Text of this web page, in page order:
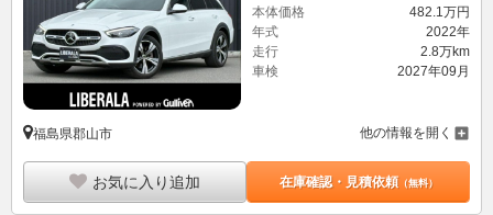
本体価格
482. 1 万円
年式
2022年
走行
2.8万km
車検
2027年09月
福島県郡山市 他の情報を開く
お気に入り追加 在庫確認・見積依頼（無料）